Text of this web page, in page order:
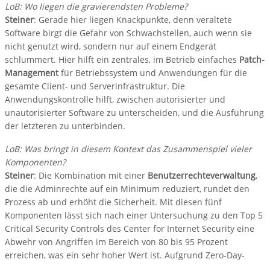
LoB: Wo liegen die gravierendsten Probleme?
Steiner: Gerade hier liegen Knackpunkte, denn veraltete
Software birgt die Gefahr von Schwachstellen, auch wenn sie
nicht genutzt wird, sondern nur auf einem Endgerät
schlummert. Hier hilft ein zentrales, im Betrieb einfaches Patch-
Managementfür Betriebssystem und Anwendungen für die
gesamte Client- und Serverinfrastruktur. Die
Anwendungskontrolle hilft, zwischen autorisierter und
unautorisierter Software zu unterscheiden, und die Ausführung
der letzteren zu unterbinden.
LoB: Was bringt in diesem Kontext das Zusammenspiel vieler
Komponenten?
Steiner: Die Kombination mit einer Benutzerrechteverwaltung,
die die Adminrechte auf ein Minimum reduziert, rundet den
Prozess ab und erhöht die Sicherheit. Mit diesen fünf
Komponenten lässt sich nach einer Untersuchung zu den Top 5
Critical Security Controls des Center for Internet Security eine
Abwehr von Angriffen im Bereich von 80 bis 95 Prozent
erreichen, was ein sehr hoher Wert ist. Aufgrund Zero-Day-